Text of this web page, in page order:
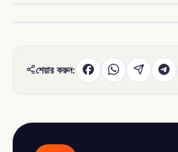
শেয়ার করুন: